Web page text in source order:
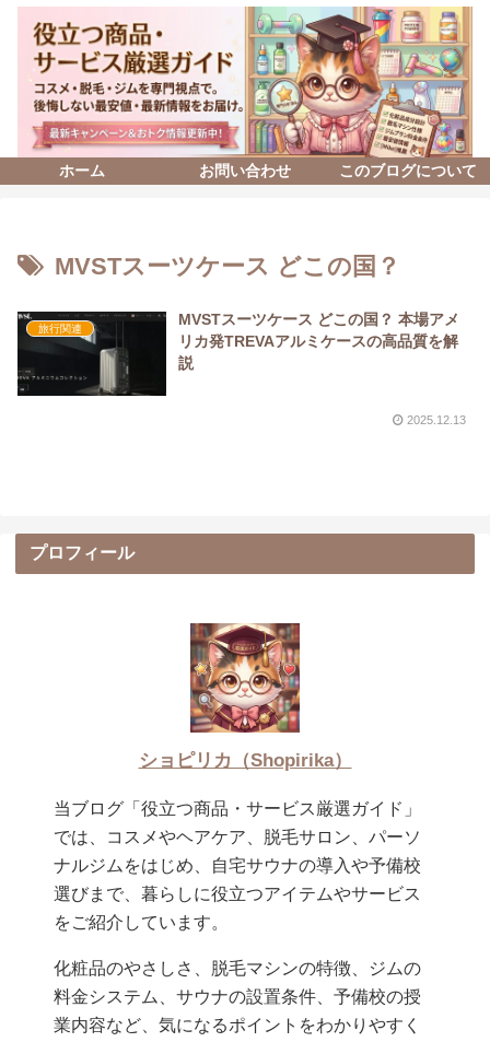
ホーム お問い合わせ このブログについて
MVSTスーツケース どこの国？
旅行関連
MVSTスーツケース どこの国？ 本場アメ
リカ発TREVAアルミケースの高品質を解
説
2025.12.13
プロフィール
ショピリカ（Shopirika）
当ブログ「役立つ商品・サービス厳選ガイド」
では、コスメやヘアケア、脱毛サロン、パーソ
ナルジムをはじめ、自宅サウナの導入や予備校
選びまで、暮らしに役立つアイテムやサービス
をご紹介しています。
化粧品のやさしさ、脱毛マシンの特徴、ジムの
料金システム、サウナの設置条件、予備校の授
業内容など、気になるポイントをわかりやすく